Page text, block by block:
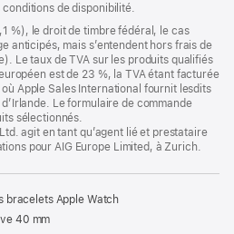
nouvelle
fenêtre)
de disponibilité.
%), le droit de timbre fédéral, le cas
anticipés, mais s’entendent hors frais de
Le taux de TVA sur les produits qualifiés
est de 23 %, la TVA étant facturée
Apple Sales International fournit lesdits
Le formulaire de commande
sélectionnés.
agit en tant qu’agent lié et prestataire
pour AIG Europe Limited, à Zurich.
bracelets Apple Watch
40 mm